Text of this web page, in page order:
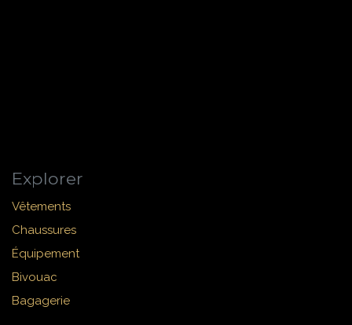
Explorer
Vêtements
Chaussures
Équipement
Bivouac
Bagagerie